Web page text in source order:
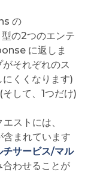
の
の2つのエンテ
に返しま
それぞれのス
くくなります)
して、1つだけ)
ストには、
まれています
チサービス/マル
わせることが